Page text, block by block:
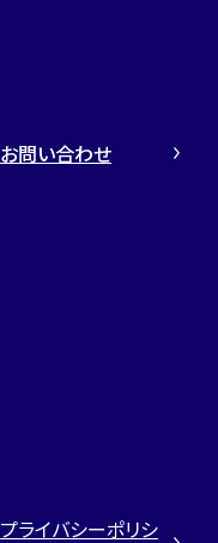
お問い合わせ
プライバシーポリシ